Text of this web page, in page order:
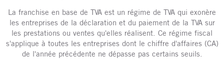
La franchise en base de TVA est un régime de TVA qui exonère
les entreprises de la déclaration et du paiement de la TVA sur
les prestations ou ventes qu'elles réalisent. Ce régime fiscal
s'applique à toutes les entreprises dont le chiffre d'affaires (CA)
de l'année précédente ne dépasse pas certains seuils.